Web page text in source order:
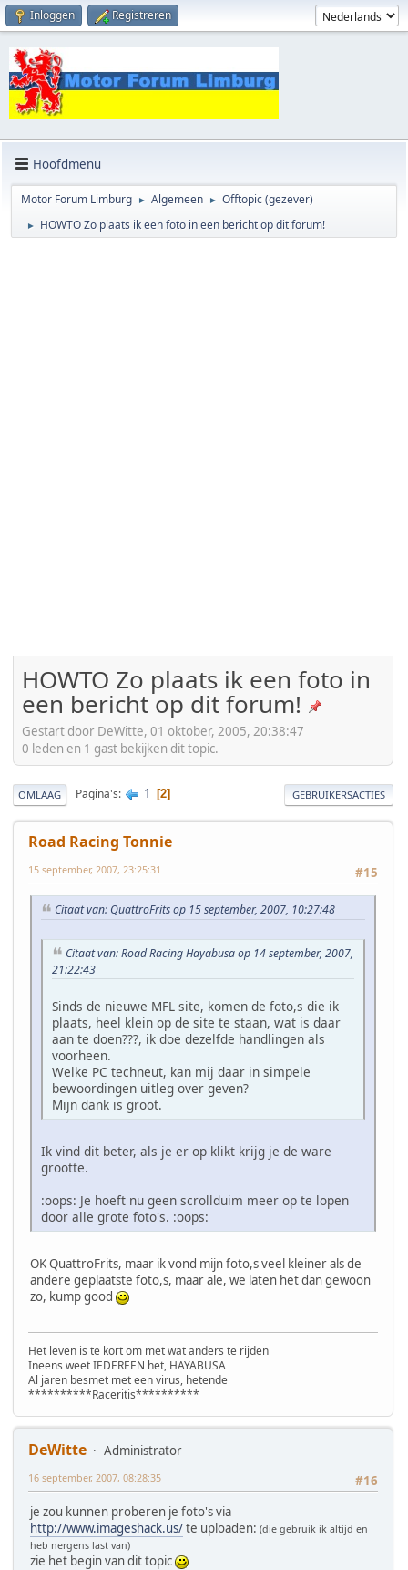
Inloggen Registreren
Hoofdmenu
Motor Forum Limburg ► Algemeen ► Offtopic (gezever)
► HOWTO Zo plaats ik een foto in een bericht op dit forum!
HOWTO Zo plaats ik een foto in
een bericht op dit forum!
Gestart door DeWitte, 01 oktober, 2005, 20:38:47
0 leden en 1 gast bekijken dit topic.
OMLAAG Pagina's 1 2 GEBRUIKERSACTIES
Road Racing Tonnie
#15
15 september, 2007, 23:25:31
Citaat van: QuattroFrits op 15 september, 2007, 10:27:48
Citaat van: Road Racing Hayabusa op 14 september, 2007,
21:22:43
Sinds de nieuwe MFL site, komen de foto,s die ik
plaats, heel klein op de site te staan, wat is daar
aan te doen???, ik doe dezelfde handlingen als
voorheen.
Welke PC techneut, kan mij daar in simpele
bewoordingen uitleg over geven?
Mijn dank is groot.
Ik vind dit beter, als je er op klikt krijg je de ware
grootte.
:oops: Je hoeft nu geen scrollduim meer op te lopen
door alle grote foto's. :oops:
OK QuattroFrits, maar ik vond mijn foto,s veel kleiner als de
andere geplaatste foto,s, maar ale, we laten het dan gewoon
zo, kump good
Het leven is te kort om met wat anders te rijden
Ineens weet IEDEREEN het, HAYABUSA
Al jaren besmet met een virus, hetende
**********Raceritis**********
DeWitte
Administrator
#16
16 september, 2007, 08:28:35
je zou kunnen proberen je foto's via
http://www.imageshack.us/te uploaden: (die gebruik ik altijd en
heb nergens last van)
zie het begin van dit topic